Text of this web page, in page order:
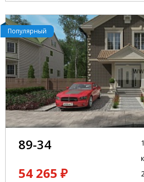
Популярный
89-34
54 265 ₽